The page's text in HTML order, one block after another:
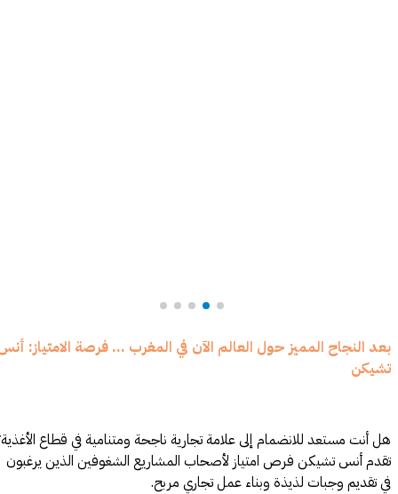
بعد النجاح المميز حول العالم الآن في المغرب ... فرصة الامتياز: أنس
تشيكن
هل أنت مستعد للانضمام إلى علامة تجارية ناجحة ومتنامية في قطاع الأغذية؟
تقدم أنس تشيكن فرص امتياز لأصحاب المشاريع الشغوفين الذين يرغبون
في تقديم وجبات لذيذة وبناء عمل تجاري مربح.